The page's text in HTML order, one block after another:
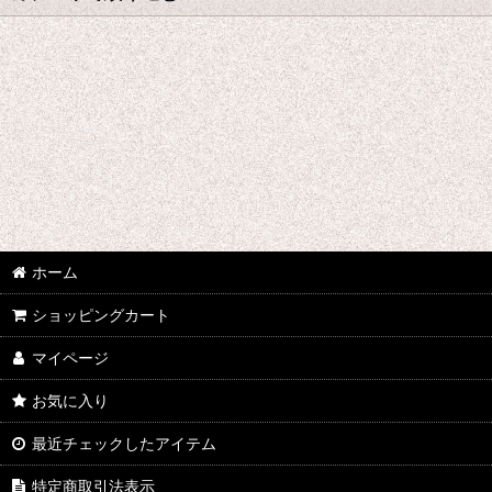
た行 コスプレ衣装 (全商品)
刀剣乱舞
デュラララ!!
ツキウタ。
東方Projectシリーズ
東京喰種トーキョーグール
超時空要塞マクロス
テラフォーマーズ
DRAMAtical Murder
ホーム
ショッピングカート
マイページ
お気に入り
最近チェックしたアイテム
特定商取引法表示